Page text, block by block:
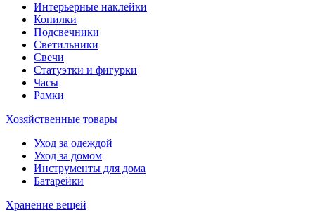
Интерьерные наклейки
Копилки
Подсвечники
Светильники
Свечи
Статуэтки и фигурки
Часы
Рамки
Хозяйственные товары
Уход за одеждой
Уход за домом
Инструменты для дома
Батарейки
Хранение вещей